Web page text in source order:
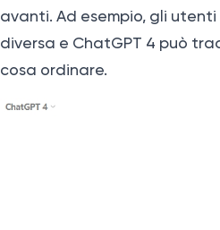
avanti. Ad esempio, gli
diversa e ChatGPT 4 può
cosa ordinare.